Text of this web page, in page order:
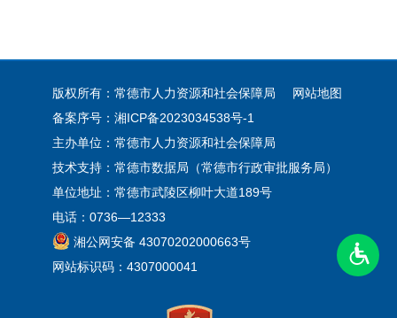
版权所有：常德市人力资源和社会保障局
网站地图
备案序号： 湘ICP备2023034538号-1
主办单位：常德市人力资源和社会保障局
技术支持：常德市数据局（常德市行政审批服务局）
单位地址：常德市武陵区柳叶大道189号
电话：0736—12333
湘公网安备 43070202000663号
网站标识码：4307000041